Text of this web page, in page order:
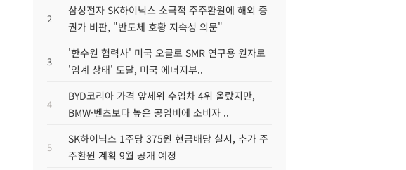
2
삼성전자 SK하이닉스 소극적 주주환원에 해외 증
권가 비판, "반도체 호황 지속성 의문"
3
'한수원 협력사' 미국 오클로 SMR 연구용 원자로
'임계 상태' 도달, 미국 에너지부..
4
BYD코리아 가격 앞세워 수입차 4위 올랐지만,
BMW·벤츠보다 높은 공임비에 소비자 ..
5
SK하이닉스 1주당 375원 현금배당 실시, 추가 주
주환원 계획 9월 공개 예정